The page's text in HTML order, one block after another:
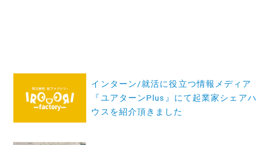
投
インターン/就活に役立つ情報メディア
『ユアターンPlus』にて起業家シェアハ
ウスを紹介頂きました